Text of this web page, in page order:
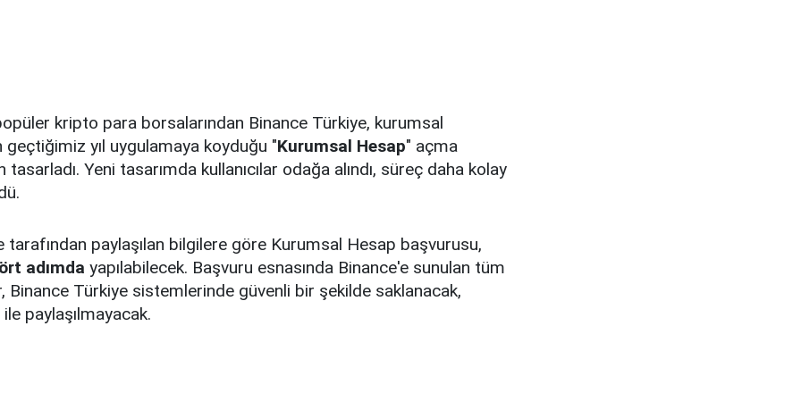
kripto para borsalarından Binance Türkiye, kurumsal
geçtiğimiz yıl uygulamaya koyduğu "Kurumsal Hesap" açma
Yeni tasarımda kullanıcılar odağa alındı, süreç daha kolay
tarafından paylaşılan bilgilere göre Kurumsal Hesap başvurusu,
adımda yapılabilecek. Başvuru esnasında Binance'e sunulan tüm
Binance Türkiye sistemlerinde güvenli bir şekilde saklanacak,
paylaşılmayacak.